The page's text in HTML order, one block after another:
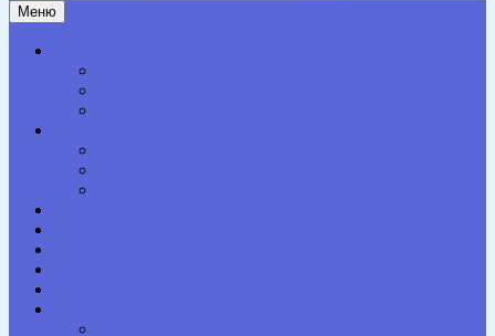
Меню